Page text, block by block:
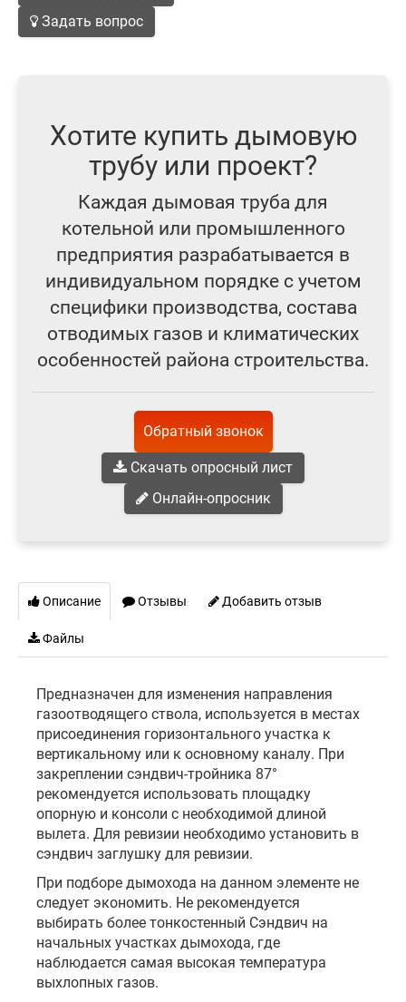
Задать вопрос
Хотите купить дымовую
трубу или проект?
Каждая дымовая труба для
котельной или промышленного
предприятия разрабатывается в
индивидуальном порядке с учетом
специфики производства, состава
отводимых газов и климатических
особенностей района строительства.
Обратный звонок
Скачать опросный лист
Онлайн-опросник
Описание Отзывы Добавить отзыв
Файлы
Предназначен для изменения направления
газоотводящего ствола, используется в местах
присоединения горизонтального участка к
вертикальному или к основному каналу. При
закреплении сэндвич-тройника 87°
рекомендуется использовать площадку
опорную и консоли с необходимой длиной
вылета. Для ревизии необходимо установить в
сэндвич заглушку для ревизии.
При подборе дымохода на данном элементе не
следует экономить. Не рекомендуется
выбирать более тонкостенный Сэндвич на
начальных участках дымохода, где
наблюдается самая высокая температура
выхлопных газов.